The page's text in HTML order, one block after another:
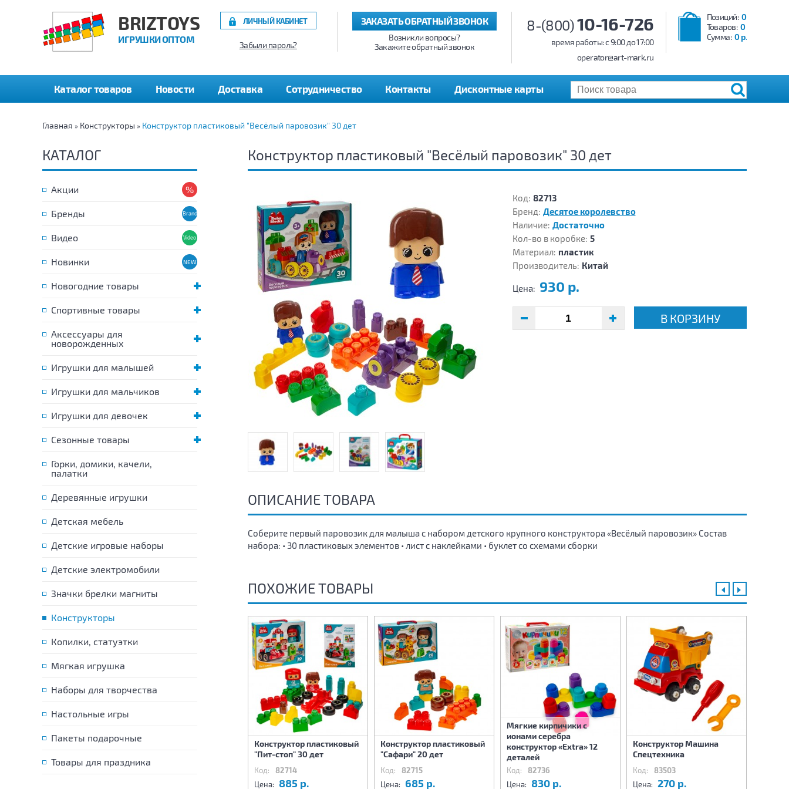
BRIZTOYS
ИГРУШКИ ОПТОМ
Позиций: 0
Товаров: 0
Сумма: 0 р.
8-(800)10-16-726
время работы: c 9:00 до 17:00
operator@art-mark.ru
ЗАКАЗАТЬ ОБРАТНЫЙ ЗВОНОК
Возникли вопросы?
Закажите обратный звонок
ЛИЧНЫЙ КАБИНЕТ
Забыли пароль?
Каталог товаров Новости Доставка Сотрудничество Контакты Дисконтные карты
Главная » Конструкторы » Конструктор пластиковый "Весёлый паровозик" 30 дет
КАТАЛОГ
Акции
Бренды
Видео
Новинки
Новогодние товары
Спортивные товары
Аксессуары для
новорожденных
Игрушки для малышей
Игрушки для мальчиков
Игрушки для девочек
Сезонные товары
Горки, домики, качели,
палатки
Деревянные игрушки
Детская мебель
Детские игровые наборы
Детские электромобили
Значки брелки магниты
Конструкторы
Копилки, статуэтки
Мягкая игрушка
Наборы для творчества
Настольные игры
Пакеты подарочные
Товары для праздника
Конструктор пластиковый "Весёлый паровозик" 30 дет
Код: 82713
Бренд: Десятое королевство
Наличие: Достаточно
Кол-во в коробке: 5
Материал: пластик
Производитель: Китай
Цена: 930 р.
В КОРЗИНУ
ОПИСАНИЕ ТОВАРА
Соберите первый паровозик для малыша с набором детского крупного конструктора «Весёлый паровозик» Состав
набора: • 30 пластиковых элементов • лист с наклейками • буклет со схемами сборки
ПОХОЖИЕ ТОВАРЫ
Конструктор Машина
Конструктор Самолет/
Конструктор пластиковый
"Пит-стоп" 30 дет
Код: 82714
Цена: 885 р.
Конструктор пластиковый
"Сафари" 20 дет
Код: 82715
Цена: 685 р.
Мягкие кирпичики с
ионами серебра
конструктор «Extra» 12
деталей
Код: 82736
Цена: 830 р.
Конструктор Машина
Спецтехника
Код: 83503
Цена: 270 р.